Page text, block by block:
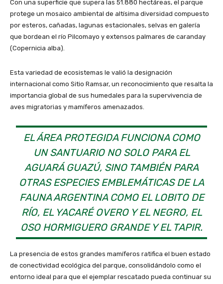
Con una superficie que supera las 51.880 hectáreas, el parque
protege un mosaico ambiental de altísima diversidad compuesto
por esteros, cañadas, lagunas estacionales, selvas en galería
que bordean el río Pilcomayo y extensos palmares de caranday
(Copernicia alba).
Esta variedad de ecosistemas le valió la designación
internacional como Sitio Ramsar, un reconocimiento que resalta la
importancia global de sus humedales para la supervivencia de
aves migratorias y mamíferos amenazados.
EL ÁREA PROTEGIDA FUNCIONA COMO
UN SANTUARIO NO SOLO PARA EL
AGUARÁ GUAZÚ, SINO TAMBIÉN PARA
OTRAS ESPECIES EMBLEMÁTICAS DE LA
FAUNA ARGENTINA COMO EL LOBITO DE
RÍO, EL YACARÉ OVERO Y EL NEGRO, EL
OSO HORMIGUERO GRANDE Y EL TAPIR.
La presencia de estos grandes mamíferos ratifica el buen estado
de conectividad ecológica del parque, consolidándolo como el
entorno ideal para que el ejemplar rescatado pueda continuar su